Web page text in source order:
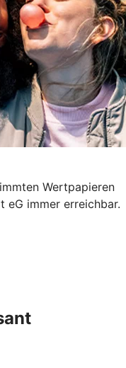
Wertpapieren
eG immer erreichbar.